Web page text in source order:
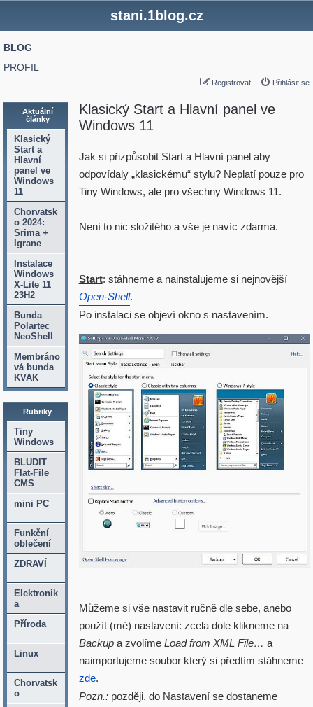
stani.1blog.cz
BLOG
PROFIL
Registrovat Přihlásit se
Aktuální
články
Klasický
Start a
Hlavní
panel ve
Windows
11
Chorvatsk
o 2024:
Srima +
Igrane
Instalace
Windows
X-Lite 11
23H2
Bunda
Polartec
NeoShell
Membráno
vá bunda
KVAK
Rubriky
Tiny
Windows
BLUDIT
Flat-File
CMS
mini PC
Funkční
oblečení
ZDRAVÍ
Elektronik
a
Příroda
Linux
Chorvatsk
o
Klasický Start a Hlavní panel ve
Windows 11
Jak si přizpůsobit Start a Hlavní panel aby
odpovídaly „klasickému“ stylu? Neplatí pouze pro
Tiny Windows, ale pro všechny Windows 11.
Není to nic složitého a vše je navíc zdarma.
Start: stáhneme a nainstalujeme si nejnovější
Open-Shell.
Po instalaci se objeví okno s nastavením.
Můžeme si vše nastavit ručně dle sebe, anebo
použít (mé) nastavení: zcela dole klikneme na
Backupa zvolíme Load from XML File… a
naimportujeme soubor který si předtím stáhneme
zde.
Pozn.:později, do Nastavení se dostaneme